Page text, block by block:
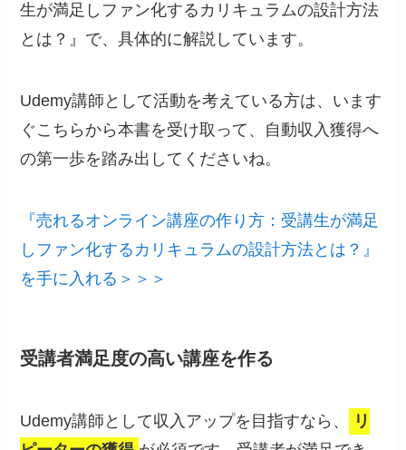
生が満足しファン化するカリキュラムの設計方法
とは？』で、具体的に解説しています。
Udemy講師として活動を考えている方は、います
ぐこちらから本書を受け取って、自動収入獲得へ
の第一歩を踏み出してくださいね。
『売れるオンライン講座の作り方：受講生が満足
しファン化するカリキュラムの設計方法とは？』
を手に入れる＞＞＞
受講者満足度の高い講座を作る
Udemy講師として収入アップを目指すなら、
リ